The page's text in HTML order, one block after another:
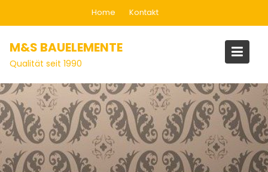
Home Kontakt
M&S BAUELEMENTE
Qualität seit 1990